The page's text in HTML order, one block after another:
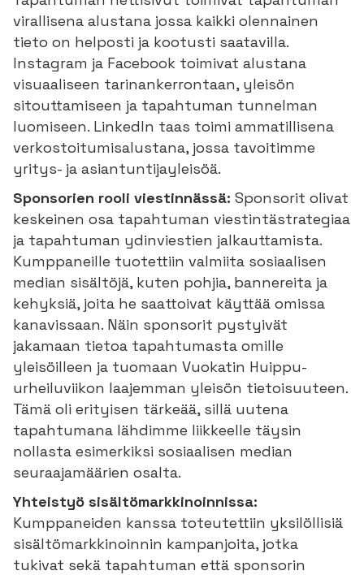
virallisena alustana jossa kaikki olennainen
tieto on helposti ja kootusti saatavilla.
Instagram ja Facebook toimivat alustana
visuaaliseen tarinankerrontaan, yleisön
sitouttamiseen ja tapahtuman tunnelman
luomiseen. LinkedIn taas toimi ammatillisena
verkostoitumisalustana, jossa tavoitimme
yritys- ja asiantuntijayleisöä.
Sponsorien rooli viestinnässä: Sponsorit olivat
keskeinen osa tapahtuman viestintästrategiaa
ja tapahtuman ydinviestien jalkauttamista.
Kumppaneille tuotettiin valmiita sosiaalisen
median sisältöjä, kuten pohjia, bannereita ja
kehyksiä, joita he saattoivat käyttää omissa
kanavissaan. Näin sponsorit pystyivät
jakamaan tietoa tapahtumasta omille
yleisöilleen ja tuomaan Vuokatin Huippu-
urheiluviikon laajemman yleisön tietoisuuteen.
Tämä oli erityisen tärkeää, sillä uutena
tapahtumana lähdimme liikkeelle täysin
nollasta esimerkiksi sosiaalisen median
seuraajamäärien osalta.
Yhteistyö sisältömarkkinoinnissa:
Kumppaneiden kanssa toteutettiin yksilöllisiä
sisältömarkkinoinnin kampanjoita, jotka
tukivat sekä tapahtuman että sponsorin